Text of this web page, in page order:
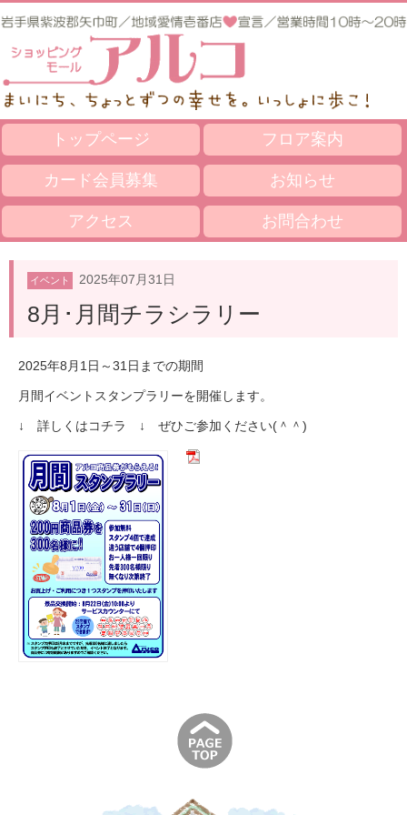
トップページ フロア案内
カード会員募集 お知らせ
アクセス お問合わせ
イベント 2025年07月31日
8月･月間チラシラリー
2025年8月1日～31日までの期間
月間イベントスタンプラリーを開催します。
↓ 詳しくはコチラ ↓ ぜひご参加ください(＾＾)